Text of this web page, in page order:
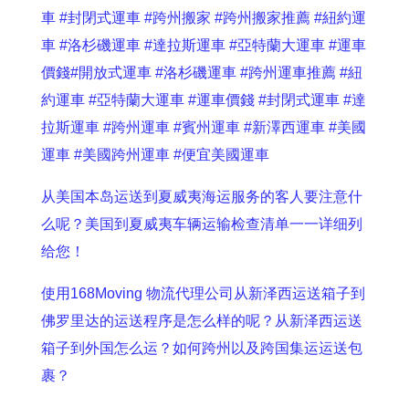
車 #封閉式運車 #跨州搬家 #跨州搬家推薦 #紐約運
車 #洛杉磯運車 #達拉斯運車 #亞特蘭大運車 #運車
價錢#開放式運車 #洛杉磯運車 #跨州運車推薦 #紐
約運車 #亞特蘭大運車 #運車價錢 #封閉式運車 #達
拉斯運車 #跨州運車 #賓州運車 #新澤西運車 #美國
運車 #美國跨州運車 #便宜美國運車
从美国本岛运送到夏威夷海运服务的客人要注意什
么呢？美国到夏威夷车辆运输检查清单一一详细列
给您！
使用168Moving 物流代理公司从新泽西运送箱子到
佛罗里达的运送程序是怎么样的呢？从新泽西运送
箱子到外国怎么运？如何跨州以及跨国集运运送包
裹？